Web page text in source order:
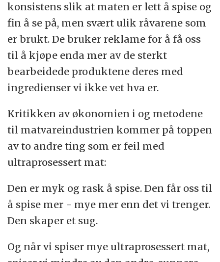
konsistens slik at maten er lett å spise og
fin å se på, men svært ulik råvarene som
er brukt. De bruker reklame for å få oss
til å kjøpe enda mer av de sterkt
bearbeidede produktene deres med
ingredienser vi ikke vet hva er.
Kritikken av økonomien i og metodene
til matvareindustrien kommer på toppen
av to andre ting som er feil med
ultraprosessert mat:
Den er myk og rask å spise. Den får oss til
å spise mer - mye mer enn det vi trenger.
Den skaper et sug.
Og når vi spiser mye ultraprosessert mat,